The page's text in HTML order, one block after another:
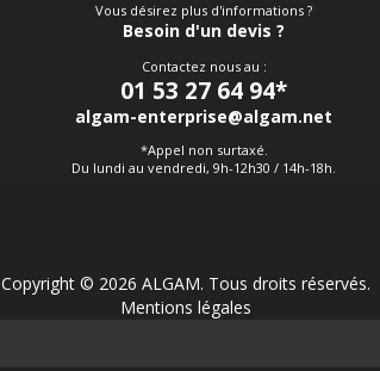
Vous désirez plus d'informations ?
Besoin d'un devis ?
Contactez nous au :
01 53 27 64 94*
algam-enterprise@algam.net
*Appel non surtaxé.
Du lundi au vendredi, 9h-12h30 / 14h-18h.
Copyright © 2026 ALGAM. Tous droits réservés.
Mentions légales